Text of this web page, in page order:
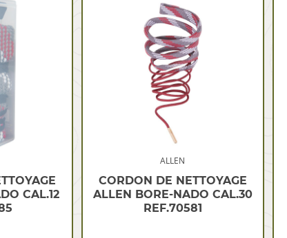
CAL.12
ALLEN
CORDON DE NETTOYAGE
ALLEN BORE-NADO CAL.30
REF.70581